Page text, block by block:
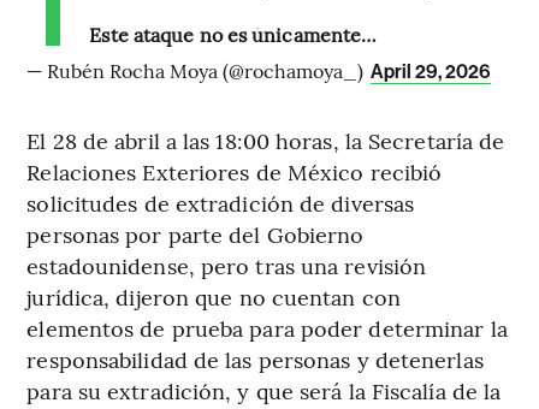
Este ataque no es únicamente…
— Rubén Rocha Moya (@rochamoya_) April 29, 2026
El 28 de abril a las 18:00 horas, la Secretaría de
Relaciones Exteriores de México recibió
solicitudes de extradición de diversas
personas por parte del Gobierno
estadounidense, pero tras una revisión
jurídica, dijeron que no cuentan con
elementos de prueba para poder determinar la
responsabilidad de las personas y detenerlas
para su extradición, y que será la Fiscalía de la